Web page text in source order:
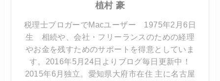
植村 豪
税理士ブロガーでMacユーザー 1975年2月6日
生 相続や、会社・フリーランスのための経理
やお金を残すためのサポートを得意としていま
す。2016年5月24日よりブログ毎日更新中！
2015年6月独立。愛知県大府市在住 主に名古屋